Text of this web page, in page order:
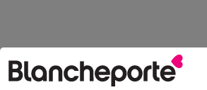
Paiement 100% sécurisé
Payez plus tard ou en plusieurs fois